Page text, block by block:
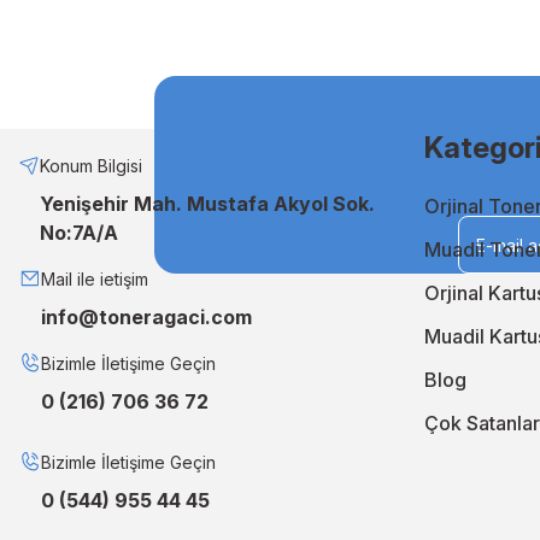
Bütçenizi zorlamadan kaliteli baskılar almak istiyorsanız,
etmenin en akıllı yoludur. Uzun ömürlü ve stabil performansı
Neden TonerAğacı?
TonerAğacı, müşteri memnuniyeti odaklı hizmet
geliştiriyor, siparişlerinizi en kısa sürede kapınıza
En iyi orjinal ve muadil çözümler için TonerAğacı'nı ziyaret
Konum Bilgisi
Yenişehir Mah. Mustafa Akyol Sok.
No:7A/A
Mail ile ietişim
info@toneragaci.com
Bizimle İletişime Geçin
0 (216) 706 36 72
Bizimle İletişime Geçin
0 (544) 955 44 45
Orjinal
Muadil
Orjinal
Muadil
Blog
Çok Satanlar